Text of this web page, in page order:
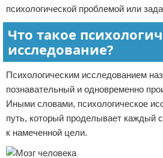
психологической проблемой или
Что такое
исследование?
Психологическим исследованием
познавательный и одновременно
Иными словами, психологическое
путь, который проделывает каждый
к намеченной цели.